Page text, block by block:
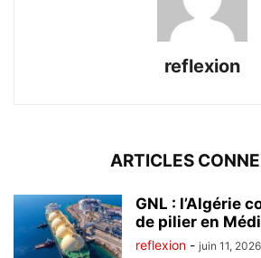
reflexion
ARTICLES
GNL : l’Algérie
de pilier en
reflexion - juin 11, 2026